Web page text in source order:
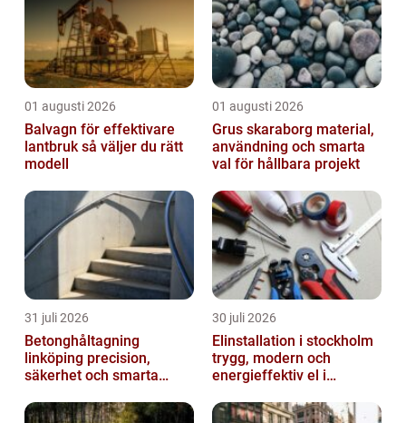
und...
01 augusti 2026
Balvagn för effektivare
lantbruk så väljer du rätt
modell
01 augusti 2026
Grus skaraborg material,
användning och smarta
val för hållbara projekt
31 juli 2026
Betonghåltagning
linköping precision,
säkerhet och smarta
30 juli 2026
Elinstallation i stockholm
trygg, modern och
energieffektiv el i